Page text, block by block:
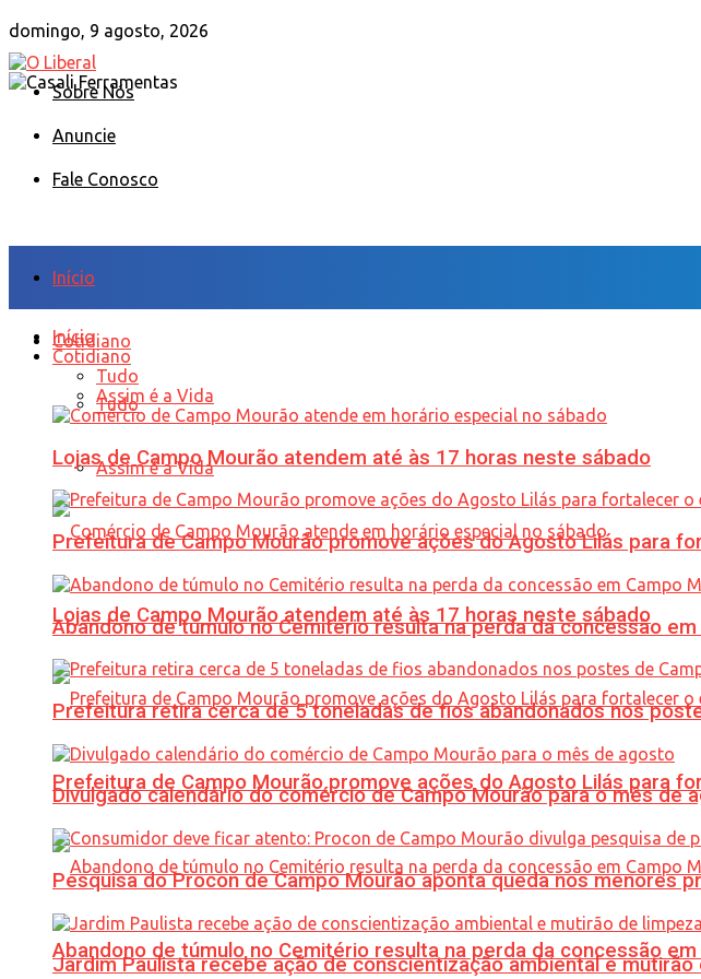
domingo, 9 agosto, 2026
Sobre Nós
Anuncie
Fale Conosco
Início
Cotidiano
Tudo
Assim é a Vida
Lojas de Campo Mourão atendem até às 17 horas neste sábado
Prefeitura de Campo Mourão promove ações do Agosto Lilás para
Abandono de túmulo no Cemitério resulta na perda da concessão
Início
Cotidiano
Tudo
Assim é a Vida
Lojas de Campo Mourão atendem até às 17 horas neste sábado
Prefeitura de Campo Mourão promove ações do Agosto Lilás para
Abandono de túmulo no Cemitério resulta na perda da concessão
Prefeitura retira cerca de 5 toneladas de fios abandonados nos
Divulgado calendário do comércio de Campo Mourão para o mês de
Pesquisa do Procon de Campo Mourão aponta queda nos menores
Jardim Paulista recebe ação de conscientização ambiental e